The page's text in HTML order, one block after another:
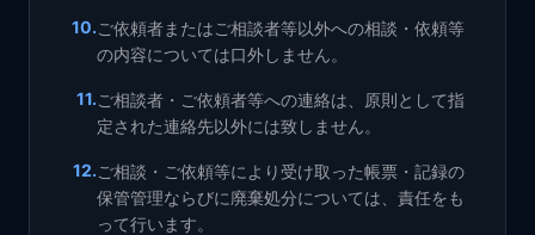
10.ご依頼者またはご相談者等以外への相談・依頼等
の内容については口外しません。
11.ご相談者・ご依頼者等への連絡は、原則として指
定された連絡先以外には致しません。
12.ご相談・ご依頼等により受け取った帳票・記録の
保管管理ならびに廃棄処分については、責任をも
って行います。